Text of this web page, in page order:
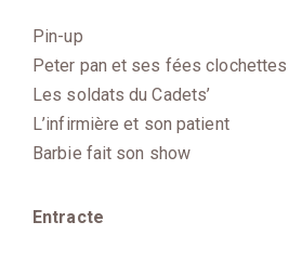
Pin-up
Peter pan et ses fées clochettes
Les soldats du Cadets’
L’infirmière et son patient
Barbie fait son show
Entracte